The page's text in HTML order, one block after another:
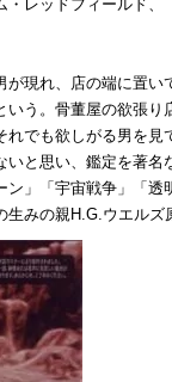
・レッドフィールド、
現れ、店の端に置い
う。骨董屋の欲張り
れでも欲しがる男を見
いと思い、鑑定を著名
」「宇宙戦争」「透
生みの親H.G.ウエルズ